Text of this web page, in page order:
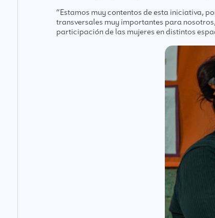
“Estamos muy contentos de esta iniciativa,
transversales muy importantes para
participación de las mujeres en distintos